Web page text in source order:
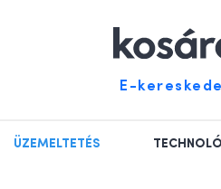
E-
ÜZEMELTETÉS